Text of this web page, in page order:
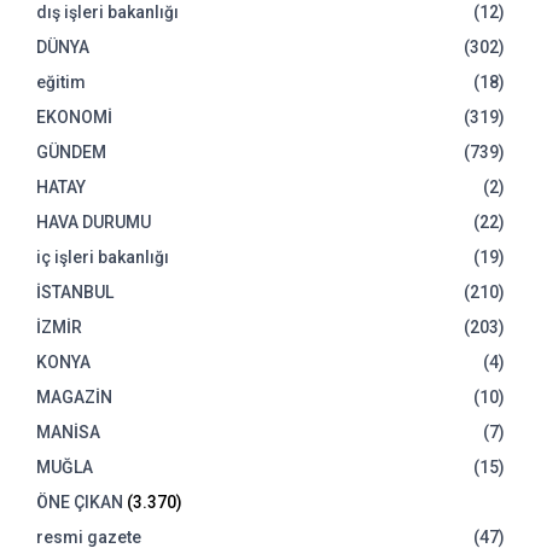
dış işleri bakanlığı
(12)
DÜNYA
(302)
eğitim
(18)
EKONOMİ
(319)
GÜNDEM
(739)
HATAY
(2)
HAVA DURUMU
(22)
iç işleri bakanlığı
(19)
İSTANBUL
(210)
İZMİR
(203)
KONYA
(4)
MAGAZİN
(10)
MANİSA
(7)
MUĞLA
(15)
ÖNE ÇIKAN (3.370)
resmi gazete
(47)